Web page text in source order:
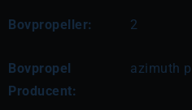
Bovpropeller: 2
Bovpropel
Producent:
azimuth